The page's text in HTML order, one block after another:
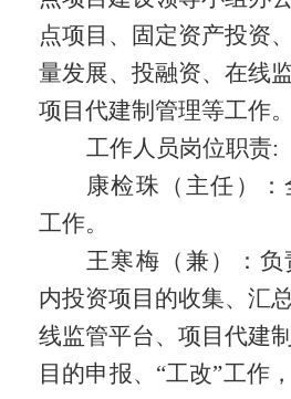
点项目、固定资产投资
量发展、投融资、在线
项目代建制管理等工作。
工作人员岗位职责:
康检珠（主任）
工作。
王寒梅（兼）：
内投资项目的收集、汇
线监管平台、项目代建
目的申报、“工改”工作